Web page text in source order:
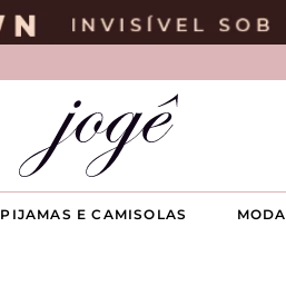
PIJAMAS E CAMISOLAS MODA